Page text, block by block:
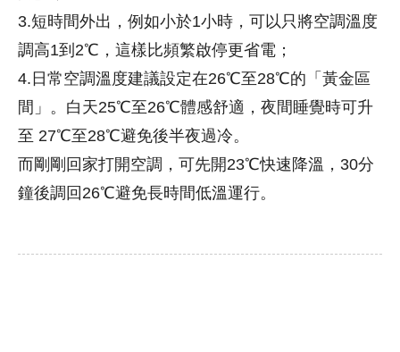
3.短時間外出，例如小於1小時，可以只將空調溫度
調高1到2℃，這樣比頻繁啟停更省電；
4.日常空調溫度建議設定在26℃至28℃的「黃金區
間」。白天25℃至26℃體感舒適，夜間睡覺時可升
至 27℃至28℃避免後半夜過冷。
而剛剛回家打開空調，可先開23℃快速降溫，30分
鐘後調回26℃避免長時間低溫運行。